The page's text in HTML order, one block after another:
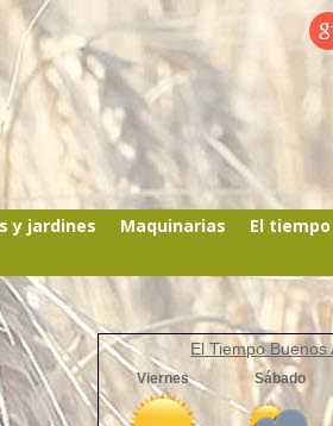
y jardines Maquinarias El tiempo
El Tiempo Buenos